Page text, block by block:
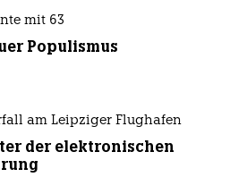
mit 63
Populismus
am Leipziger Flughafen
der elektronischen